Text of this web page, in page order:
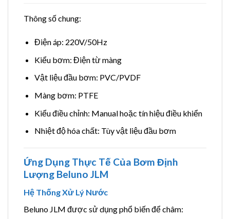
Thông số chung:
Điện áp: 220V/50Hz
Kiểu bơm: Điện từ màng
Vật liệu đầu bơm: PVC/PVDF
Màng bơm: PTFE
Kiểu điều chỉnh: Manual hoặc tín hiệu điều khiển
Nhiệt độ hóa chất: Tùy vật liệu đầu bơm
Ứng Dụng Thực Tế Của Bơm Định
Lượng Beluno JLM
Hệ Thống Xử Lý Nước
Beluno JLM được sử dụng phổ biến để châm: